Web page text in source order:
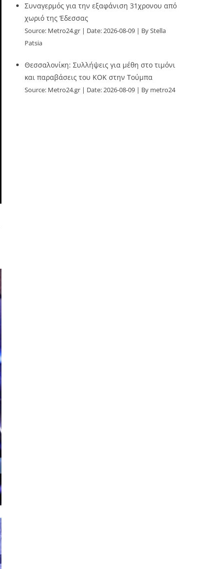
Συναγερμός για την εξαφάνιση 31χρονου από
χωριό της Έδεσσας
Source: Metro24.gr Date: 2026-08-09
By Stella
Patsia
Θεσσαλονίκη: Συλλήψεις για μέθη στο τιμόνι
και παραβάσεις του ΚΟΚ στην Τούμπα
Source: Metro24.gr Date: 2026-08-09 By metro24